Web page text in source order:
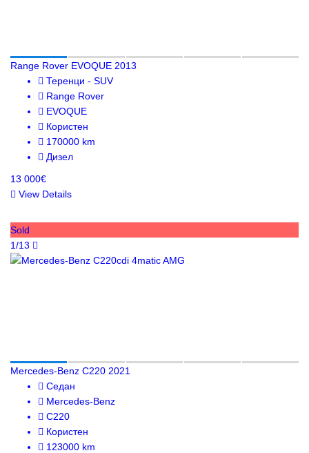
Range Rover EVOQUE 2013
Теренци - SUV
Range Rover
EVOQUE
Користен
170000 km
Дизел
13 000€
View Details
Sold
1/13
Mercedes-Benz C220 2021
Седан
Mercedes-Benz
C220
Користен
123000 km